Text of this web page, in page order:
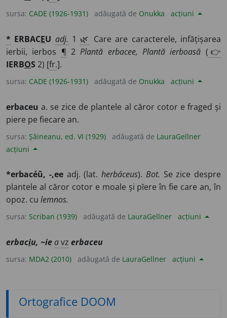
sursa: CADE (1926-1931) adăugată de Onukka acțiuni
* ERBACEU adj. 1 🌿 Care are caracterele, infățișarea
ierbii, ierbos ¶ 2Plantă erbacee, Plantă ierboasă ( 👉
IERBOS 2) [fr.].
sursa: CADE (1926-1931) adăugată de Onukka acțiuni
erbaceu a. se zice de plantele al căror cotor e fraged și
piere pe fiecare an.
sursa: Șăineanu, ed. VI (1929) adăugată de LauraGellner
acțiuni
*erbacéŭ, -,eeadj. (lat. herbáceus). Bot. Se zice despre
plantele al căror cotor e moale și pĭere în fie care an, în
opoz. cu lemnos.
sursa: Scriban (1939) adăugată de LauraGellner acțiuni
erbaciu, ~ieavz erbaceu
sursa: MDA2 (2010) adăugată de LauraGellner acțiuni
Ortografice DOOM